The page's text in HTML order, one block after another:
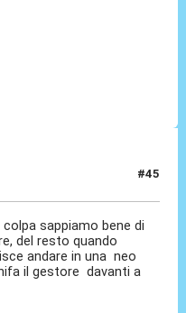
#45
sappiamo bene di
del resto quando
andare in una neo
il gestore davanti a